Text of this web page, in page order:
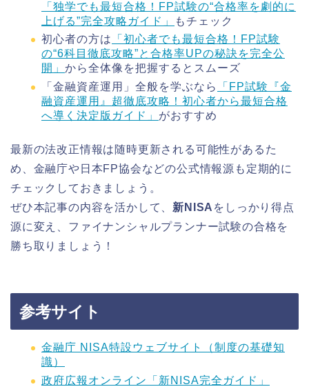
「独学でも最短合格！FP試験の“合格率を劇的に
上げる”完全攻略ガイド」
もチェック
初心者の方は
「初心者でも最短合格！FP試験
の“6科目徹底攻略”と合格率UPの秘訣を完全公
開」 から全体像を把握するとスムーズ
「金融資産運用」全般を学ぶなら
「FP試験『金
融資産運用』超徹底攻略！初心者から最短合格
へ導く決定版ガイド」 がおすすめ
最新の法改正情報は随時更新される可能性があるた
め、金融庁や日本FP協会などの公式情報源も定期的に
チェックしておきましょう。
ぜひ本記事の内容を活かして、 新NISA をしっかり得点
源に変え、ファイナンシャルプランナー試験の合格を
勝ち取りましょう！
参考サイト
金融庁 NISA特設ウェブサイト（制度の基礎知
識）
政府広報オンライン「新NISA完全ガイド」